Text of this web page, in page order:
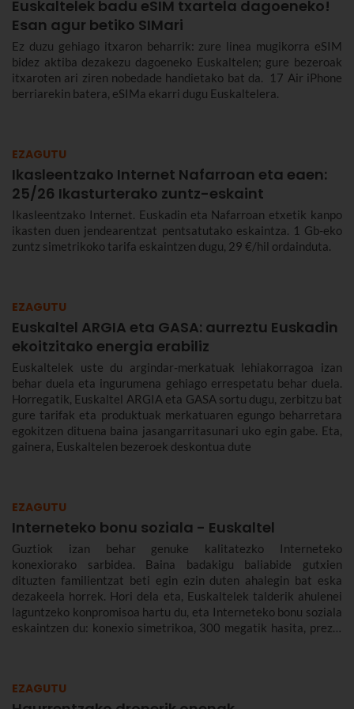
Euskaltelek badu eSIM txartela dagoeneko!
Esan agur betiko SIMari
Ez duzu gehiago itxaron beharrik: zure linea mugikorra eSIM
bidez aktiba dezakezu dagoeneko Euskaltelen; gure bezeroak
itxaroten ari ziren nobedade handietako bat da. 17 Air iPhone
berriarekin batera, eSIMa ekarri dugu Euskaltelera.
EZAGUTU
Ikasleentzako Internet Nafarroan eta eaen:
25/26 Ikasturterako zuntz-eskaint
Ikasleentzako Internet. Euskadin eta Nafarroan etxetik kanpo
ikasten duen jendearentzat pentsatutako eskaintza. 1 Gb-eko
zuntz simetrikoko tarifa eskaintzen dugu, 29 €/hil ordainduta.
EZAGUTU
Euskaltel ARGIA eta GASA: aurreztu Euskadin
ekoitzitako energia erabiliz
Euskaltelek uste du argindar-merkatuak lehiakorragoa izan
behar duela eta ingurumena gehiago errespetatu behar duela.
Horregatik, Euskaltel ARGIA eta GASA sortu dugu, zerbitzu bat
gure tarifak eta produktuak merkatuaren egungo beharretara
egokitzen dituena baina jasangarritasunari uko egin gabe. Eta,
gainera, Euskaltelen bezeroek deskontua dute
EZAGUTU
Interneteko bonu soziala - Euskaltel
Guztiok izan behar genuke kalitatezko Interneteko
konexiorako sarbidea. Baina badakigu baliabide gutxien
dituzten familientzat beti egin ezin duten ahalegin bat eska
dezakeela horrek. Hori dela eta, Euskaltelek talderik ahulenei
laguntzeko konpromisoa hartu du, eta Interneteko bonu soziala
eskaintzen du: konexio simetrikoa, 300 megatik hasita, prezio
EZAGUTU